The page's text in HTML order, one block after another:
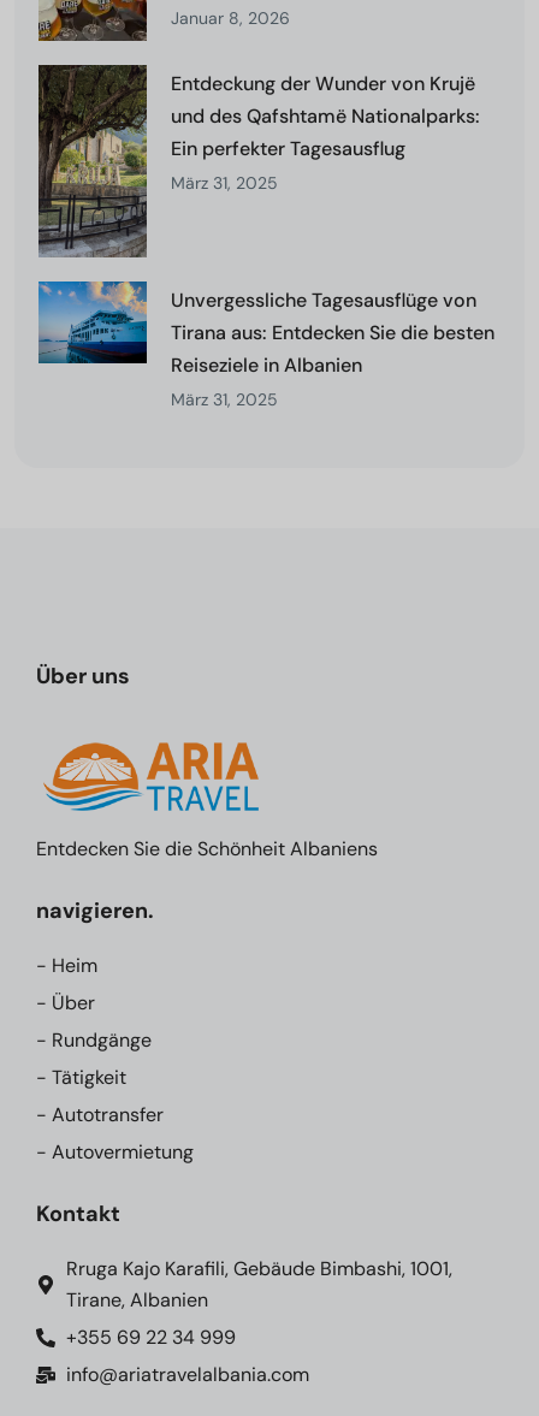
Januar 8, 2026
Entdeckung der Wunder von Krujë
und des Qafshtamë Nationalparks:
Ein perfekter Tagesausflug
März 31, 2025
Unvergessliche Tagesausflüge von
Tirana aus: Entdecken Sie die besten
Reiseziele in Albanien
März 31, 2025
Über uns
Entdecken Sie die Schönheit Albaniens
navigieren.
- Heim
- Über
- Rundgänge
- Tätigkeit
- Autotransfer
- Autovermietung
Kontakt
Rruga Kajo Karafili, Gebäude Bimbashi, 1001,
Tirane, Albanien
+355 69 22 34 999
info@ariatravelalbania.com